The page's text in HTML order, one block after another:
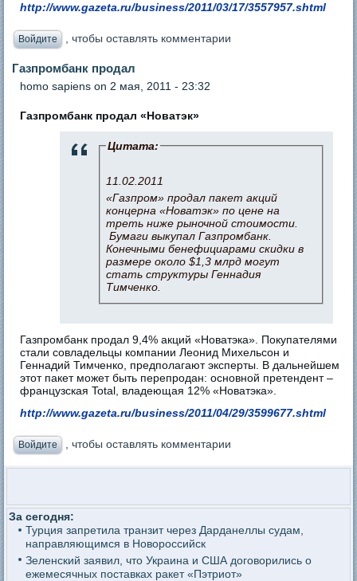
http://www.gazeta.ru/business/2011/03/17/3557957.shtml
Войдите , чтобы оставлять комментарии
Газпромбанк продал
homo sapiens on 2 мая, 2011 - 23:32
Газпромбанк продал «Новатэк»
Цитата:
11.02.2011
«Газпром» продал пакет акций
концерна «Новатэк» по цене на
треть ниже рыночной стоимости.
Бумаги выкупал Газпромбанк.
Конечными бенефициарами скидки в
размере около $1,3 млрд могут
стать структуры Геннадия
Тимченко.
Газпромбанк продал 9,4% акций «Новатэка». Покупателями
стали совладельцы компании Леонид Михельсон и
Геннадий Тимченко, предполагают эксперты. В дальнейшем
этот пакет может быть перепродан: основной претендент –
французская Total, владеющая 12% «Новатэка».
http://www.gazeta.ru/business/2011/04/29/3599677.shtml
Войдите , чтобы оставлять комментарии
За сегодня:
Турция запретила транзит через Дарданеллы судам,
направляющимся в Новороссийск
Зеленский заявил, что Украина и США договорились о
ежемесячных поставках ракет «Пэтриот»